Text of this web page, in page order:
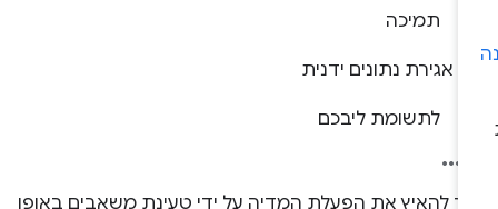
תמיכה
אגירת נתונים ידנית
לתשומת ליבכם
להאיץ את הפעלת המדיה על ידי טעינת משאבים באופן